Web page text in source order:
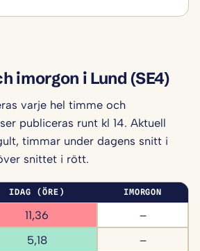
imorgon i Lund (SE4)
varje hel timme och
publiceras runt kl 14. Aktuell
timmar under dagens snitt i
snittet i rött.
IDAG (ÖRE) IMORGON
11,36
–
5,18
–